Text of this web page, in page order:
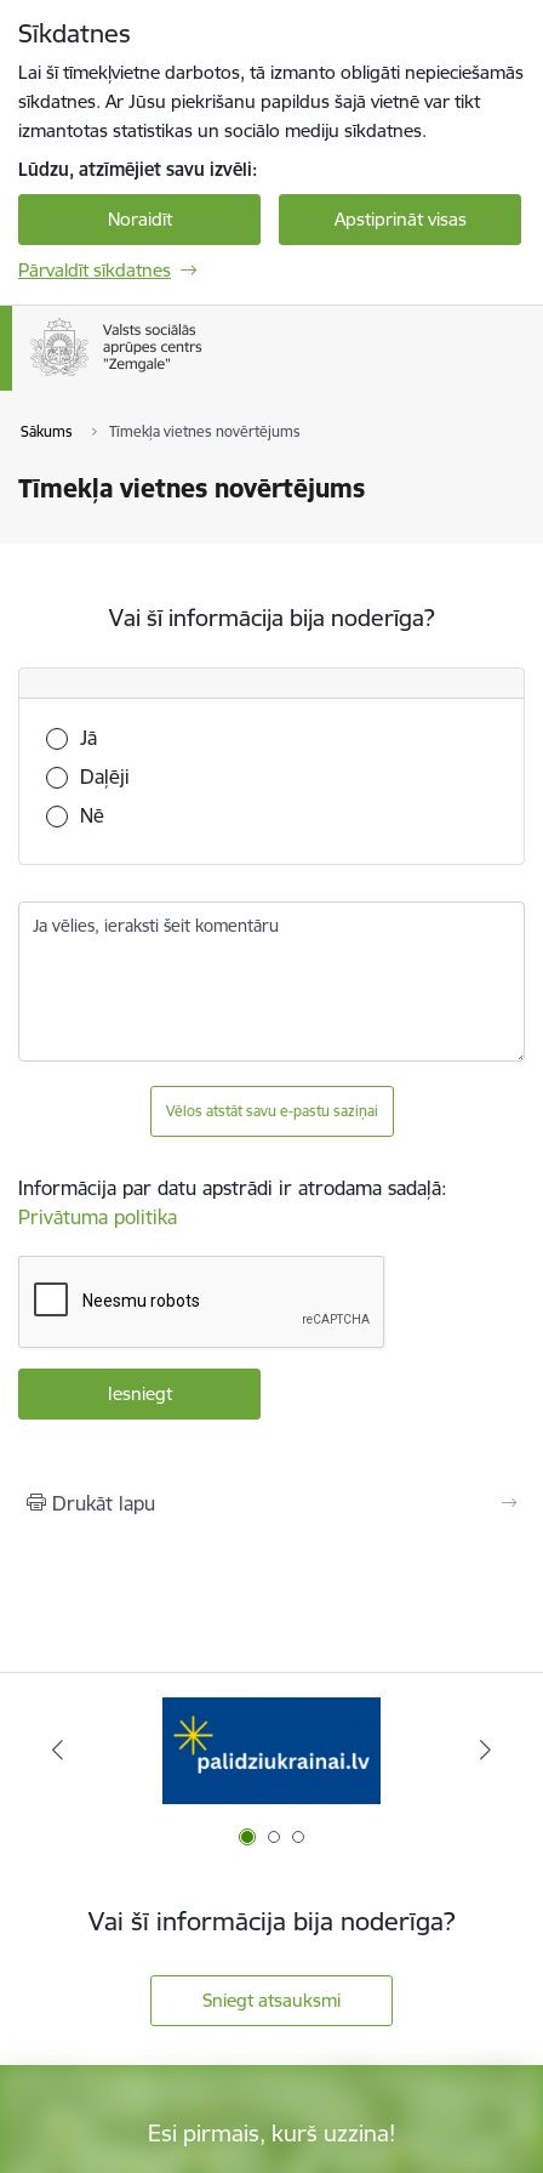
Sīkdatnes
Lai šī tīmekļvietne darbotos, tā izmanto obligāti nepieciešamās
sīkdatnes. Ar Jūsu piekrišanu papildus šajā vietnē var tikt
izmantotas statistikas un sociālo mediju sīkdatnes.
Lūdzu, atzīmējiet savu izvēli:
Noraidīt Apstiprināt visas
Pārvaldīt sīkdatnes
Sākums Tīmekļa vietnes novērtējums
Tīmekļa vietnes novērtējums
Vai šī informācija bija noderīga?
Vai šī informācija bija noderīga?
Jā
Daļēji
Nē
Ja vēlies, ieraksti šeit komentāru
Vēlos atstāt savu e-pastu saziņai
Informācija par datu apstrādi ir atrodama sadaļā:
Privātuma politika
Drukāt lapu
Vai šī informācija bija noderīga?
Sniegt atsauksmi
Esi pirmais, kurš uzzina!